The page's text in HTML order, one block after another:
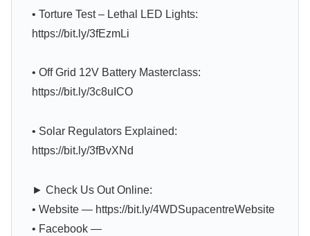
• Torture Test – Lethal LED Lights:
https://bit.ly/3fEzmLi
• Off Grid 12V Battery Masterclass:
https://bit.ly/3c8uICO
• Solar Regulators Explained:
https://bit.ly/3fBvXNd
► Check Us Out Online:
• Website — https://bit.ly/4WDSupacentreWebsite
• Facebook —